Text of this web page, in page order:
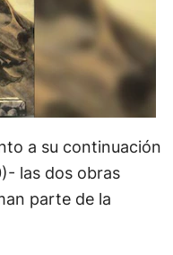
a su continuación
las dos obras
parte de la